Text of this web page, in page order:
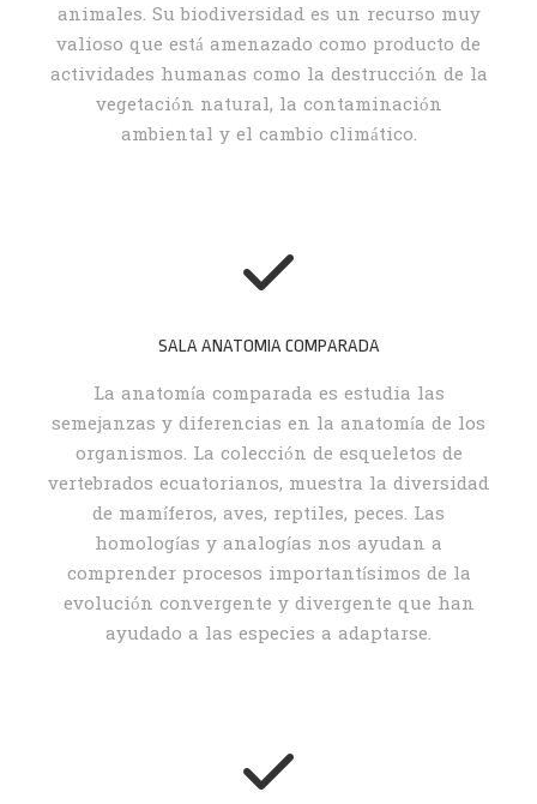
animales. Su biodiversidad es un recurso muy
valioso que está amenazado como producto de
actividades humanas como la destrucción de la
vegetación natural, la contaminación
ambiental y el cambio climático.
SALA ANATOMIA COMPARADA
La anatomía comparada es estudia las
semejanzas y diferencias en la anatomía de los
organismos. La colección de esqueletos de
vertebrados ecuatorianos, muestra la diversidad
de mamíferos, aves, reptiles, peces. Las
homologías y analogías nos ayudan a
comprender procesos importantísimos de la
evolución convergente y divergente que han
ayudado a las especies a adaptarse.